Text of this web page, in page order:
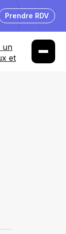
Prendre RDV